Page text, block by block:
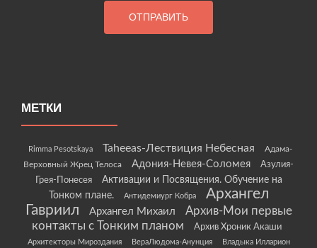
МЕТКИ
Rimma Pesotskaya Taheeas-Лествиция Небесная
Адама-
Верховный Жрец Телоса
Адония-Невея-Соломея
Азулия-
Грея-Понесея
Активации и Посвящения. Обучение на
Тонком плане.
Антидемиург Кобра
Архангел
Гавриил
Архангел Михаил
Архив-Мои первые
контакты с Тонким планом
Архив Хроник Акаши
Архитекторы Мироздания ВераЛюдома-Анунция Владыка Илларион